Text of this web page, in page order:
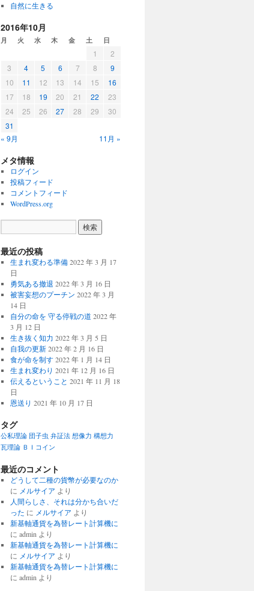
自然に生きる
2016年10月
月 火 水 木 金 土 日
1
2
3
4 5 6 7 8
9
10
11 12 13 14 15
16
17
18 19 20 21 22
23
24
25 26 27 28 29
30
31
« 9月
11月 »
メタ情報
ログイン
投稿フィード
コメントフィード
WordPress.org
最近の投稿
生まれ変わる準備 2022 年 3 月 17
日
勇気ある撤退 2022 年 3 月 16 日
被害妄想のプーチン 2022 年 3 月
14 日
自分の命を 守る停戦の道 2022 年
3 月 12 日
生き抜く知力 2022 年 3 月 5 日
自我の更新 2022 年 2 月 16 日
食が命を制す 2022 年 1 月 14 日
生まれ変わり 2021 年 12 月 16 日
伝えるということ 2021 年 11 月 18
日
恩送り 2021 年 10 月 17 日
タグ
公私理論 団子虫 弁証法 想像力 構想力
瓦理論 ＢＩコイン
最近のコメント
どうして二種の貨幣が必要なのか
に メルサイア より
人間らしさ、それは分かち合いだ
った に メルサイア より
新基軸通貨を為替レート計算機に
に admin より
新基軸通貨を為替レート計算機に
に メルサイア より
新基軸通貨を為替レート計算機に
に admin より